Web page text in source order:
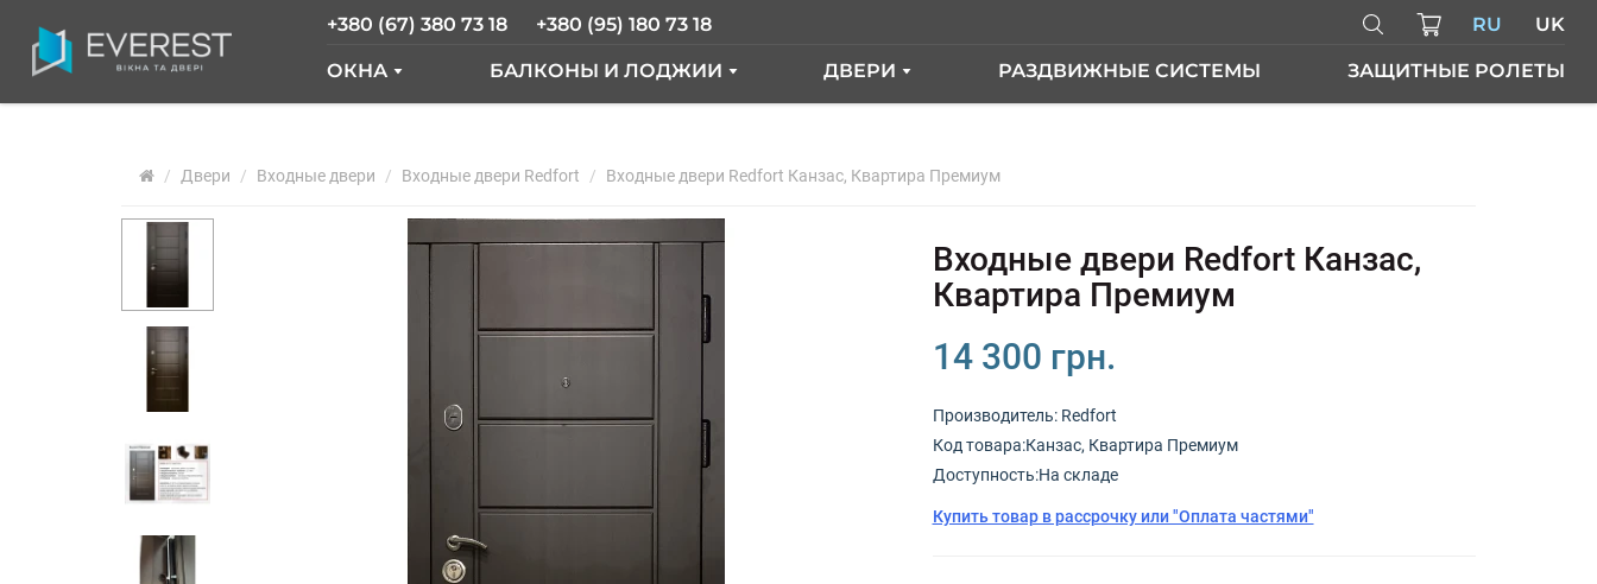
+380 (67) 380 73 18 +380 (95) 180 73 18 RU UK
ОКНА
ОКНА SALAMANDER
РАЗДВИЖНЫЕ ОКНА
АРОЧНЫЕ ОКНА
БАЛКОНЫ И ЛОДЖИИ
БАЛКОН С ВЫНОСОМ
БАЛКОННЫЙ БЛОК
ОТДЕЛКА БАЛКОНА
ФРАНЦУЗКИЙ БАЛКОН
ДВЕРИ
МЕЖКОМНАТНЫЕ ДВЕРИ
РАЗДВИЖНЫЕ СИСТЕМЫ ЗАЩИТНЫЕ РОЛЕТЫ
Двери Входные двери Входные двери Redfort Входные двери Redfort Канзас, Квартира Премиум
Входные двери Redfort Канзас,
Квартира Премиум
14 300 грн.
Производитель: Redfort
Код товарa:Канзас, Квартира Премиум
Доступность:На складе
Купить товар в рассрочку или "Оплата частями"